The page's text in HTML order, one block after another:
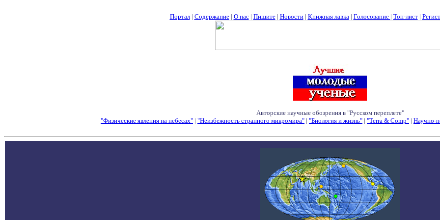
Портал| Содержание| О нас| Пишите| Новости| Книжная лавка| Голосование | Топ-лист|
Авторские научные обозрения в "Русском переплете"
"Физические явления на небесах" | "Неизбежность странного микромира" | "Биология и жизнь" | "Terra & Comp" | Научно-